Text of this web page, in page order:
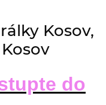
Kosov,
do